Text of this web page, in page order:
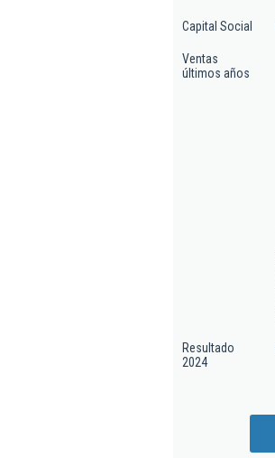
Capital Social
Ventas
últimos años
Resultado
2024